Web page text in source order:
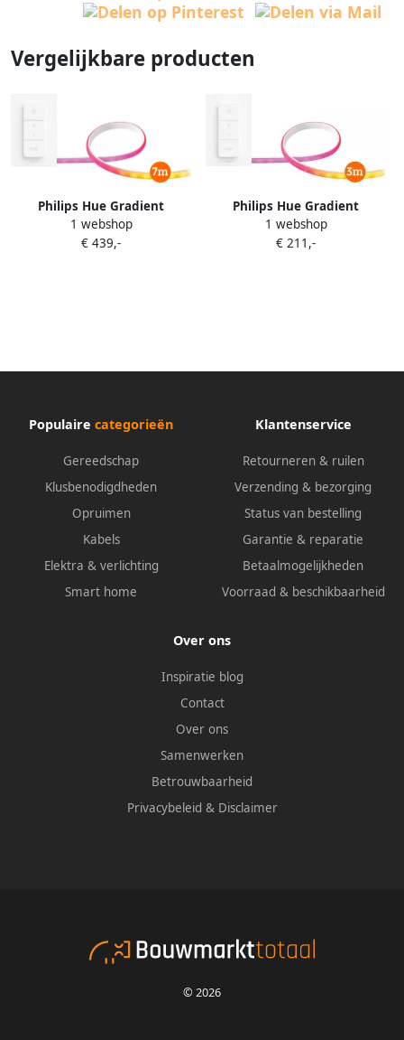
Vergelijkbare producten
Philips Hue Gradient
Lightstrip basisset 7 meter +
Draadloze dimmer
1 webshop
€ 439,-
Philips Hue Gradient
Lightstrip basisset 3 meter +
Draadloze dimmer
1 webshop
€ 211,-
Populaire categorieën
Gereedschap
Klusbenodigdheden
Opruimen
Kabels
Elektra & verlichting
Smart home
Klantenservice
Retourneren & ruilen
Verzending & bezorging
Status van bestelling
Garantie & reparatie
Betaalmogelijkheden
Voorraad & beschikbaarheid
Over ons
Inspiratie blog
Contact
Over ons
Samenwerken
Betrouwbaarheid
Privacybeleid & Disclaimer
© 2026